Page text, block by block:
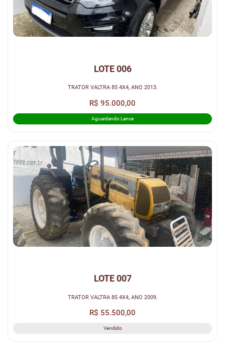
LOTE 006
TRATOR VALTRA 85 4X4, ANO 2013.
R$ 95.000,00
Aguardando Lance
LOTE 007
TRATOR VALTRA 85 4X4, ANO 2009.
R$ 55.500,00
Vendido